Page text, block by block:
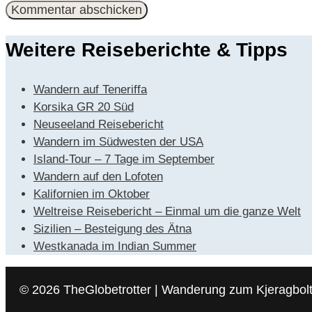
Weitere Reiseberichte & Tipps
Wandern auf Teneriffa
Korsika GR 20 Süd
Neuseeland Reisebericht
Wandern im Südwesten der USA
Island-Tour – 7 Tage im September
Wandern auf den Lofoten
Kalifornien im Oktober
Weltreise Reisebericht – Einmal um die ganze Welt
Sizilien – Besteigung des Ätna
Westkanada im Indian Summer
© 2026 TheGlobetrotter | Wanderung zum